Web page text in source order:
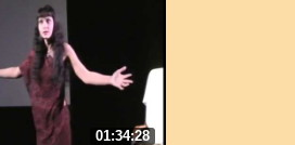
01:34:28